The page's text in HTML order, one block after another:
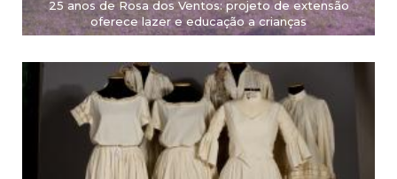
25 anos de Rosa dos Ventos: projeto de extensão
oferece lazer e educação a crianças